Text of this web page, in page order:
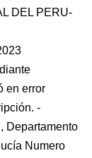
DEL PERU-
en error
-
Departamento
Numero